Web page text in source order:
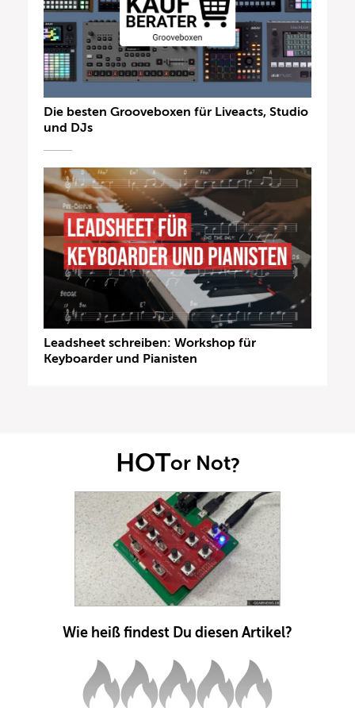
Die besten Grooveboxen für Liveacts, Studio
und DJs
Leadsheet schreiben: Workshop für
Keyboarder und Pianisten
HOTor Not?
Wie heiß findest Du diesen Artikel?